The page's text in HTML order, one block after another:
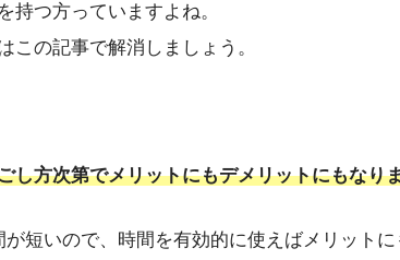
持つ方っていますよね。
この記事で解消しましょう。
し方次第でメリットにもデメリットにもなり
短いので、時間を有効的に使えばメリット